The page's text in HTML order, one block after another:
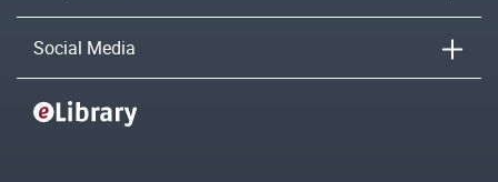
Social Media